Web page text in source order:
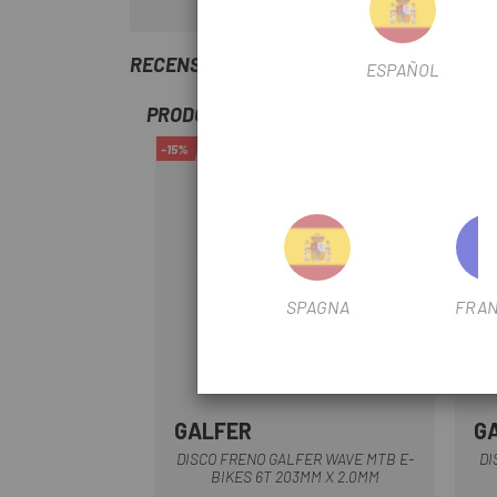
RECENSIONI TRUSTED SHOPS
PRODOTTI SIMILI
-15%
GALFER
DISCO FRENO GALFER WAVE MTB E-
BIKES 6T 203MM X 2.0MM
ESPAÑOL
SPAGNA